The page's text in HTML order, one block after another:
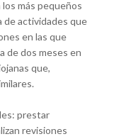
más pequeños
de actividades que
en las que
de dos meses en
que,
prestar
revisiones